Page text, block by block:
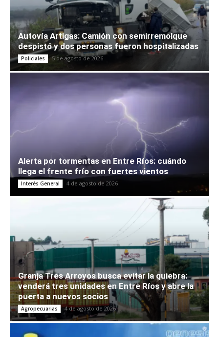
Autovía Artigas: Camión con semirremolque
despistó y dos personas fueron hospitalizadas
Policiales 5 de agosto de 2026
Alerta por tormentas en Entre Ríos: cuándo
llega el frente frío con fuertes vientos
Interés General 4 de agosto de 2026
Granja Tres Arroyos busca evitar la quiebra:
venderá tres unidades en Entre Ríos y abre la
puerta a nuevos socios
Agropecuarias 4 de agosto de 2026